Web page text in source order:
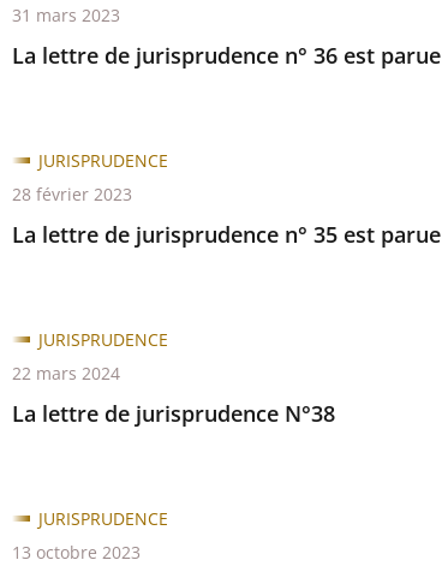
La lettre de jurisprudence n° 36 est parue
31 mars 2023
La lettre de jurisprudence n° 35 est parue
JURISPRUDENCE
28 février 2023
La lettre de jurisprudence N°38
JURISPRUDENCE
22 mars 2024
JURISPRUDENCE
13 octobre 2023